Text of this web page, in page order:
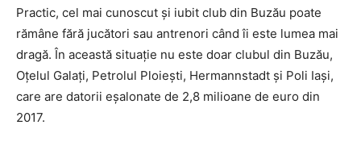
Practic, cel mai cunoscut și iubit club din Buzău poate
rămâne fără jucători sau antrenori când îi este lumea mai
dragă. În această situație nu este doar clubul din Buzău,
Oțelul Galați, Petrolul Ploiești, Hermannstadt și Poli Iași,
care are datorii eșalonate de 2,8 milioane de euro din
2017.